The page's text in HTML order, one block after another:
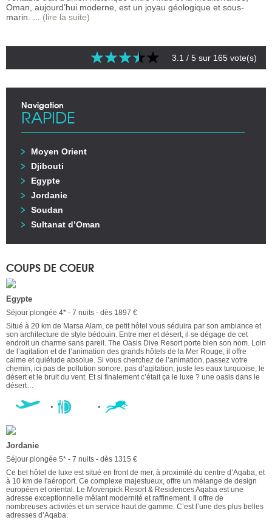
Oman, aujourd’hui moderne, est un joyau géologique et sous-
marin. ... (lire la suite)
3.1 / 5 sur 165 vote(s)
Navigation
RAPIDE
Moyen Orient
Djibouti
Egypte
Jordanie
Soudan
Sultanat d’Oman
COUPS DE COEUR
Egypte
Séjour plongée 4* - 7 nuits - dès 1897 €
Situé à 20 km de Marsa Alam, ce petit hôtel vous séduira par son ambiance et
son architecture de style bédouin. Entre mer et désert, il se dégage de cet
endroit un charme sans pareil. The Oasis Dive Resort porte bien son nom. Loin
de l’agitation et de l’animation des grands hôtels de la Mer Rouge, il offre
calme et quiétude absolue. Si vous cherchez de l’animation, passez votre
chemin, ici pas de pollution sonore, pas d’agitation, juste les eaux turquoise, le
désert et le bruit du vent. Et si finalement c’était ça le luxe ? une oasis dans le
désert…
Jordanie
Séjour plongée 5* - 7 nuits - dès 1315 €
Ce bel hôtel de luxe est situé en front de mer, à proximité du centre d’Aqaba, et
à 10 km de l'aéroport. Ce complexe majestueux, offre un mélange de design
européen et oriental. Le Movenpick Resort & Residences Aqaba est une
adresse exceptionnelle mêlant modernité et raffinement. Il offre de
nombreuses activités et un service haut de gamme. C’est l’une des plus belles
adresses d’Aqaba.